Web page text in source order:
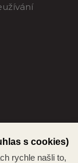
s cookies)
rychle našli to,